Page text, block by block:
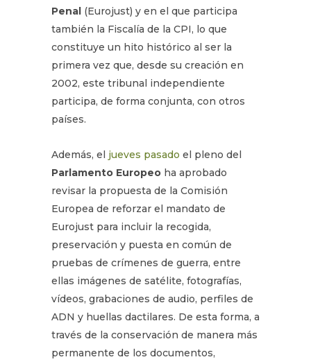
Penal (Eurojust) y en el que participa
también la Fiscalía de la CPI, lo que
constituye un hito histórico al ser la
primera vez que, desde su creación en
2002, este tribunal independiente
participa, de forma conjunta, con otros
países.
Además, el jueves pasado el pleno del
Parlamento Europeo ha aprobado
revisar la propuesta de la Comisión
Europea de reforzar el mandato de
Eurojust para incluir la recogida,
preservación y puesta en común de
pruebas de crímenes de guerra, entre
ellas imágenes de satélite, fotografías,
vídeos, grabaciones de audio, perfiles de
ADN y huellas dactilares. De esta forma, a
través de la conservación de manera más
permanente de los documentos,